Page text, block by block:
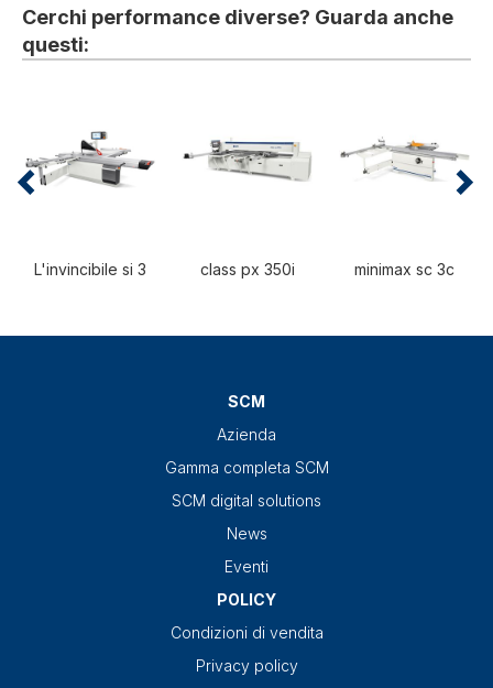
Cerchi performance diverse? Guarda anche
questi:
L'invincibile si 3 class px 350i minimax sc 3c
SCM
Azienda
Gamma completa SCM
SCM digital solutions
News
Eventi
POLICY
Condizioni di vendita
Privacy policy